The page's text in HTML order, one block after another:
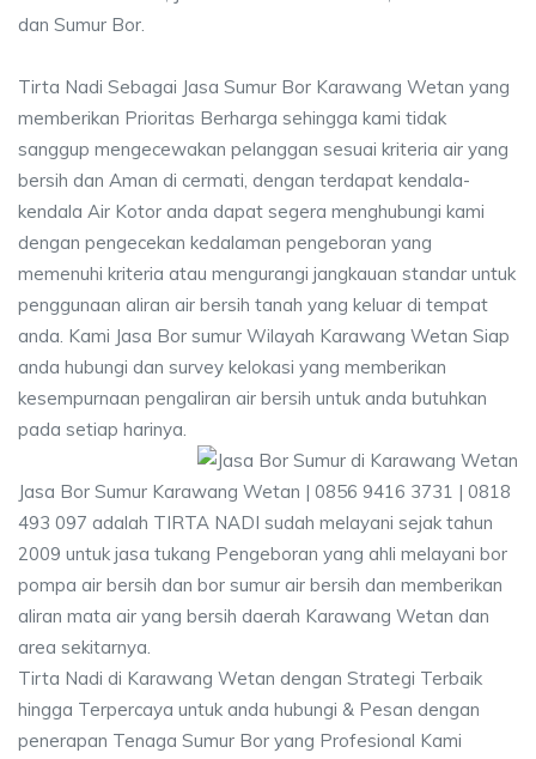
dan Sumur Bor.
Tirta Nadi Sebagai Jasa Sumur Bor Karawang Wetan yang
memberikan Prioritas Berharga sehingga kami tidak
sanggup mengecewakan pelanggan sesuai kriteria air yang
bersih dan Aman di cermati, dengan terdapat kendala-
kendala Air Kotor anda dapat segera menghubungi kami
dengan pengecekan kedalaman pengeboran yang
memenuhi kriteria atau mengurangi jangkauan standar untuk
penggunaan aliran air bersih tanah yang keluar di tempat
anda. Kami Jasa Bor sumur Wilayah Karawang Wetan Siap
anda hubungi dan survey kelokasi yang memberikan
kesempurnaan pengaliran air bersih untuk anda butuhkan
pada setiap harinya.
Jasa Bor Sumur Karawang Wetan | 0856 9416 3731 | 0818
493 097 adalah TIRTA NADI sudah melayani sejak tahun
2009 untuk jasa tukang Pengeboran yang ahli melayani bor
pompa air bersih dan bor sumur air bersih dan memberikan
aliran mata air yang bersih daerah Karawang Wetan dan
area sekitarnya.
Tirta Nadi di Karawang Wetan dengan Strategi Terbaik
hingga Terpercaya untuk anda hubungi & Pesan dengan
penerapan Tenaga Sumur Bor yang Profesional Kami